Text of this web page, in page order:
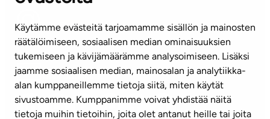
Käytämme evästeitä tarjoamamme sisällön ja mainosten
räätälöimiseen, sosiaalisen median ominaisuuksien
tukemiseen ja kävijämäärämme analysoimiseen. Lisäksi
jaamme sosiaalisen median, mainosalan ja analytiikka-
alan kumppaneillemme tietoja siitä, miten käytät
sivustoamme. Kumppanimme voivat yhdistää näitä
tietoja muihin tietoihin, joita olet antanut heille tai joita
info@ta.fi
Tilaa uutiskirje
Mediapankki